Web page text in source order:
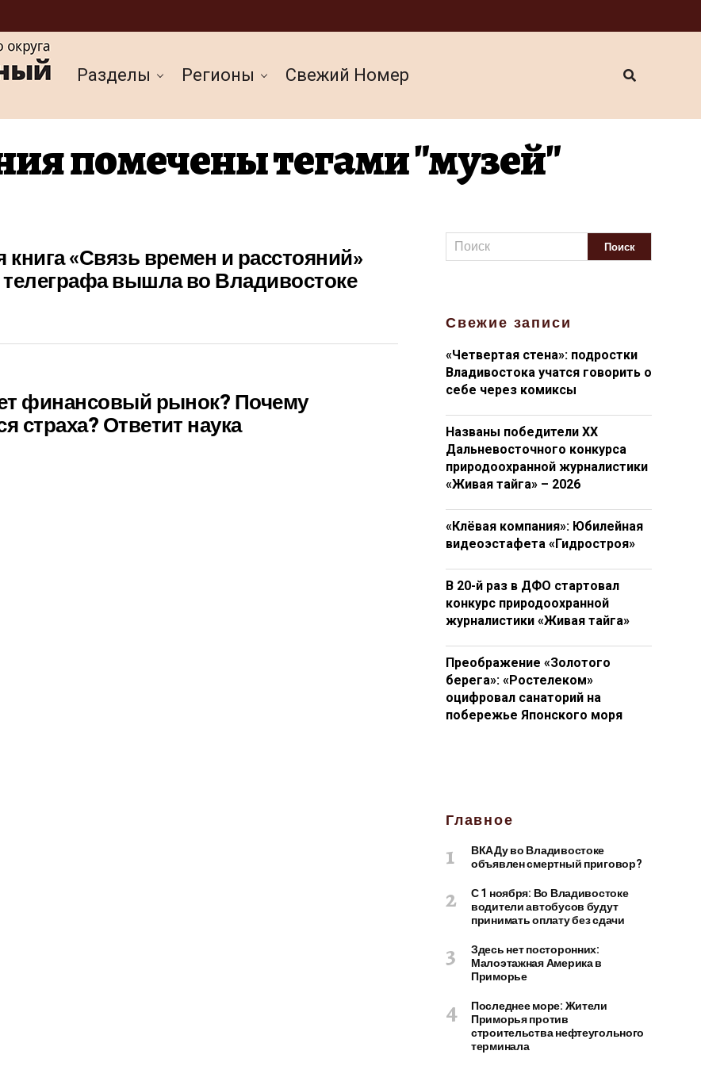
Разделы Регионы Cвежий Номер
помечены тегами "музей"
книга «Связь времен и расстояний»
телеграфа вышла во Владивостоке
финансовый рынок? Почему
страха? Ответит наука
Свежие записи
«Четвертая стена»: подростки
Владивостока учатся говорить о
себе через комиксы
Названы победители XX
Дальневосточного конкурса
природоохранной журналистики
«Живая тайга» – 2026
«Клёвая компания»: Юбилейная
видеоэстафета «Гидростроя»
В 20-й раз в ДФО стартовал
конкурс природоохранной
журналистики «Живая тайга»
Преображение «Золотого
берега»: «Ростелеком»
оцифровал санаторий на
побережье Японского моря
Главное
ВКАДу во Владивостоке
объявлен смертный приговор?
С 1 ноября: Во Владивостоке
водители автобусов будут
принимать оплату без сдачи
Здесь нет посторонних:
Малоэтажная Америка в
Приморье
Последнее море: Жители
Приморья против
строительства нефтеугольного
терминала